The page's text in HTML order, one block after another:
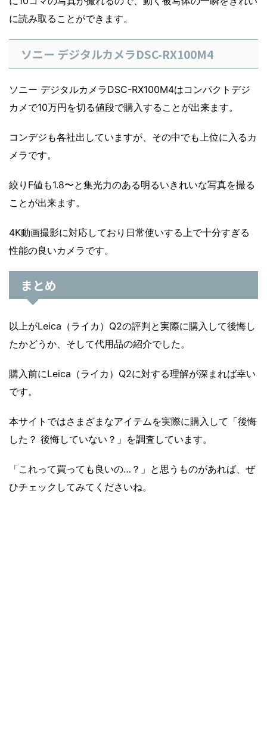
に読み取ることができます。
ソニー デジタルカメラDSC-RX100M4
ソニー デジタルカメラDSC-RX100M4はコンパクトデジ
カメで10万円を切る値段で購入することが出来ます。
コンデジも各社出していますが、その中でも上位に入るカ
メラです。
絞りF値も1.8〜と集光力のある明るいきれいな写真を撮る
ことが出来ます。
4K動画撮影に対応しており日常使いする上で十分すぎる
性能の良いカメラです。
まとめ
以上がLeica（ライカ）Q2の評判と実際に購入して後悔し
たかどうか、そして代用品の紹介でした。
購入前にLeica（ライカ）Q2に対する理解が深まれば幸い
です。
本サイトではさまざまなアイテムを実際に購入して「後悔
した？ 後悔していない？」を調査しています。
「これって買っても良いの…？」と思うものがあれば、ぜ
ひチェックしてみてくださいね。